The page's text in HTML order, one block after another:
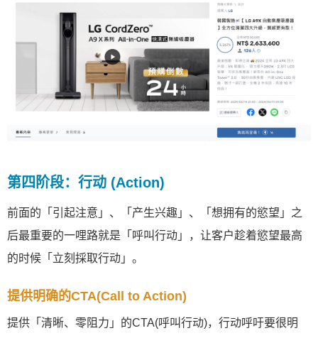
第四阶段：行动 (Action)
前面的「引起注意」、「产生兴趣」、「想拥有的慾望」之
后最重要的一哩路就是「呼叫行动」，让客户趁着慾望最高
的时候「立刻採取行动」。
提供明确的CTA(Call to Action)
提供「清晰、零阻力」的CTA(呼叫行动)，行动呼吁要很明